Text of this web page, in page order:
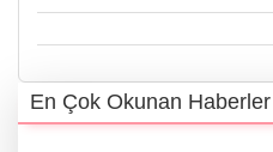
En Çok Okunan Haberler